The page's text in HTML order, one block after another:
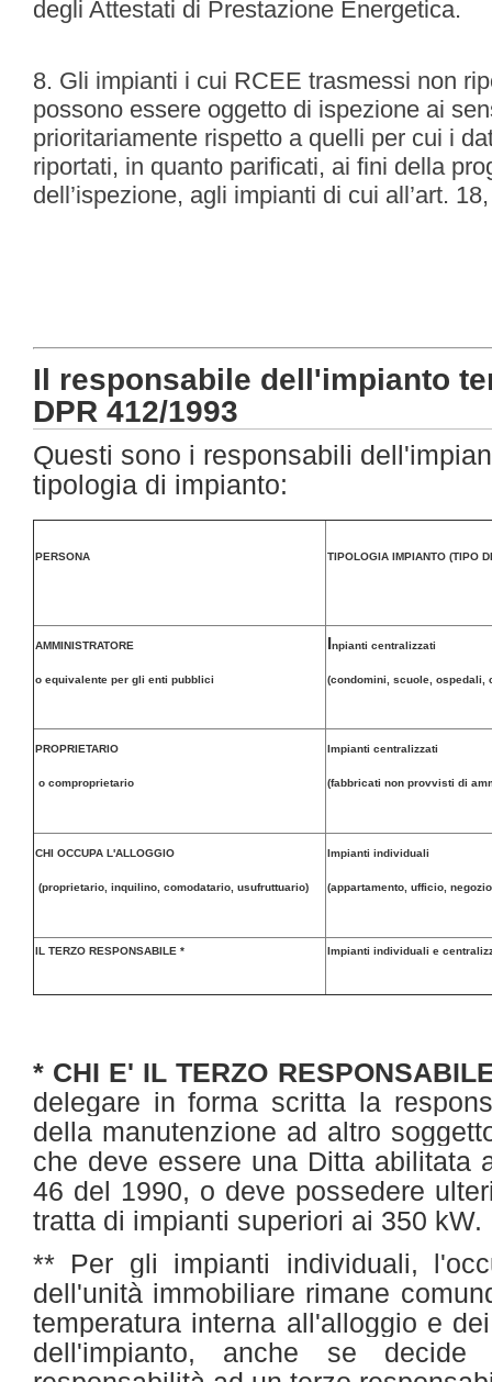
degli Attestati di Prestazione Energetica.
8. Gli impianti i cui RCEE trasmessi non
possono essere oggetto di ispezione ai
prioritariamente rispetto a quelli per cui i
riportati, in quanto parificati, ai fini della
dell’ispezione, agli impianti di cui all’art.
Il responsabile dell'impianto
DPR 412/1993
Questi sono i responsabili
tipologia di impianto:
PERSONA TIPOLOGIA IMPIANTO (TIPO
AMMINISTRATORE
o equivalente per gli enti pubblici
Inpianti centralizzati
(condomini, scuole, ospedali,
PROPRIETARIO
o comproprietario
Impianti centralizzati
(fabbricati non provvisti di
CHI OCCUPA L'ALLOGGIO
(proprietario, inquilino, comodatario, usufruttuario)
Impianti individuali
(appartamento, ufficio,
IL TERZO RESPONSABILE * Impianti individuali e
* CHI E' IL TERZO
delegare in forma scritta la
della manutenzione ad altro
che deve essere una Ditta abilitata
46 del 1990, o deve possedere
tratta di impianti superiori ai 350 kW.
** Per gli impianti individuali,
dell'unità immobiliare rimane
temperatura interna all'alloggio e
dell'impianto, anche se